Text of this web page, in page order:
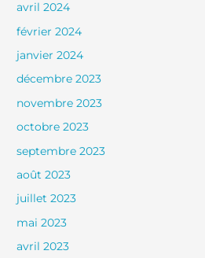
avril 2024
février 2024
janvier 2024
décembre 2023
novembre 2023
octobre 2023
septembre 2023
août 2023
juillet 2023
mai 2023
avril 2023